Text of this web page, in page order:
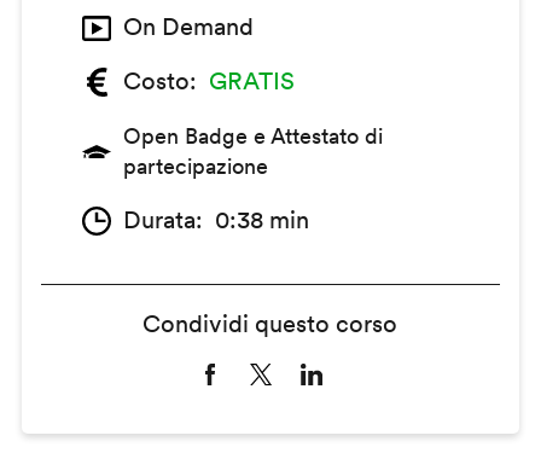
On Demand
Costo
GRATIS
Open Badge e Attestato di
partecipazione
Durata 0:38 min
Condividi questo corso